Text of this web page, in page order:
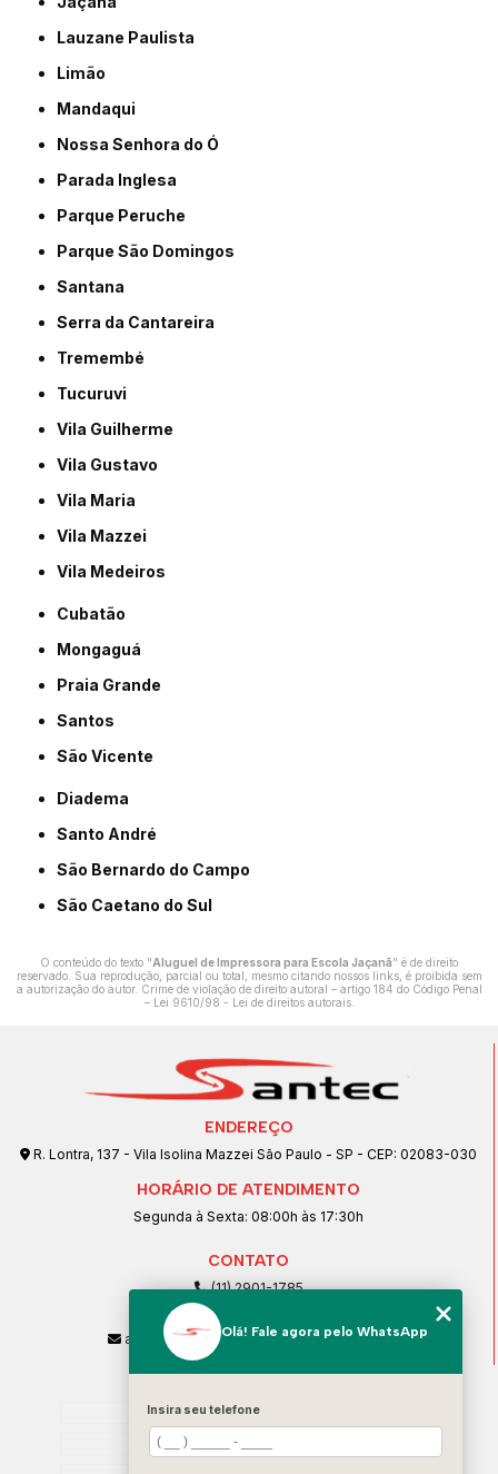
Lauzane Paulista
Limão
Mandaqui
Nossa Senhora do Ó
Parada Inglesa
Parque Peruche
Parque São Domingos
Santana
Serra da Cantareira
Tremembé
Tucuruvi
Vila Guilherme
Vila Gustavo
Vila Maria
Vila Mazzei
Vila Medeiros
Cubatão
Mongaguá
Praia Grande
Santos
São Vicente
Diadema
Santo André
São Bernardo do Campo
São Caetano do Sul
O conteúdo do texto "Aluguel de Impressora para Escola Jaçanã" é de direito
reservado. Sua reprodução, parcial ou total, mesmo citando nossos links, é proibida sem
a autorização do autor. Crime de violação de direito autoral – artigo 184 do Código Penal
– Lei 9610/98 - Lei de direitos autorais.
ENDEREÇO
R. Lontra, 137 - Vila Isolina Mazzei São Paulo - SP - CEP: 02083-030
HORÁRIO DE ATENDIMENTO
Segunda à Sexta: 08:00h às 17:30h
CONTATO
(11) 2901-1785
(11) 99239-1832
atendimento@santeccopiadoras.com.br
Home
Empresa
Olá! Fale agora pelo WhatsApp
Insira seu telefone